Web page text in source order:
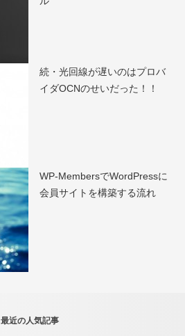
続・光回線が遅いのはプロバ
イダOCNのせいだった！！
WP-MembersでWordPressに
会員サイトを構築する流れ
最近の人気記事